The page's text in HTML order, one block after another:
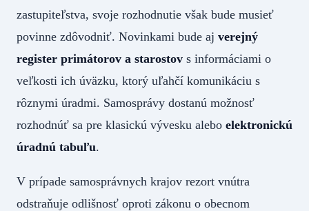
zastupiteľstva, svoje rozhodnutie však bude musieť
povinne zdôvodniť. Novinkami bude aj verejný
register primátorov a starostov s informáciami o
veľkosti ich úväzku, ktorý uľahčí komunikáciu s
rôznymi úradmi. Samosprávy dostanú možnosť
rozhodnúť sa pre klasickú vývesku alebo elektronickú
úradnú tabuľu.
V prípade samosprávnych krajov rezort vnútra
odstraňuje odlišnosť oproti zákonu o obecnom